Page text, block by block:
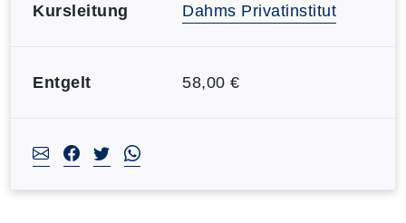
Kursleitung Dahms Privatinstitut
Entgelt 58,00 €